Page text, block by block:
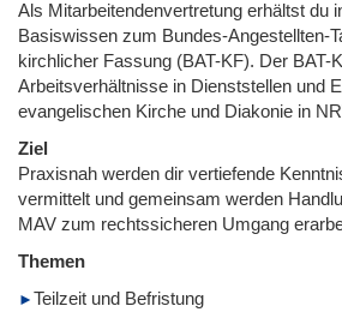
Als Mitarbeitendenvertretung erhältst du
Basiswissen zum Bundes-Angestellten-
kirchlicher Fassung (BAT-KF). Der BAT-
Arbeitsverhältnisse in Dienststellen und
evangelischen Kirche und Diakonie in
Ziel
Praxisnah werden dir vertiefende
vermittelt und gemeinsam werden
MAV zum rechtssicheren Umgang
Themen
Teilzeit und Befristung